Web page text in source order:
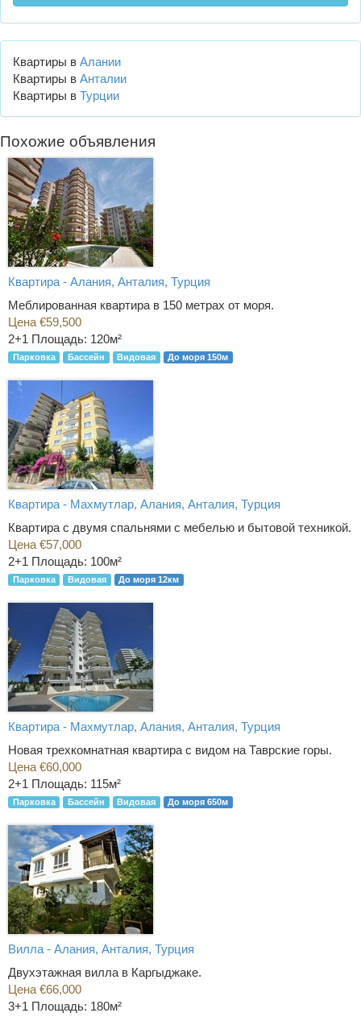
Квартиры в Алании
Квартиры в Анталии
Квартиры в Турции
Похожие объявления
Квартира - Алания, Анталия, Турция
Меблированная квартира в 150 метрах от моря.
Цена €59,500
2+1 Площадь: 120м²
Парковка Бассейн Видовая До моря 150м
Квартира - Махмутлар, Алания, Анталия, Турция
Квартира с двумя спальнями с мебелью и бытовой техникой.
Цена €57,000
2+1 Площадь: 100м²
Парковка Видовая До моря 12км
Квартира - Махмутлар, Алания, Анталия, Турция
Новая трехкомнатная квартира с видом на Таврские горы.
Цена €60,000
2+1 Площадь: 115м²
Парковка Бассейн Видовая До моря 650м
Вилла - Алания, Анталия, Турция
Двухэтажная вилла в Каргыджаке.
Цена €66,000
3+1 Площадь: 180м²